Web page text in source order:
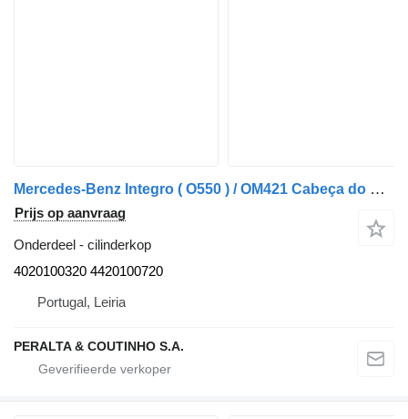
Mercedes-Benz Integro ( O550 ) / OM421 Cabeça do Motor com Válvulas OM402LA - 4020100320 cilinderkop voor Mercedes-Benz vrachtwagen
Prijs op aanvraag
Onderdeel - cilinderkop
4020100320 4420100720
Portugal, Leiria
PERALTA & COUTINHO S.A.